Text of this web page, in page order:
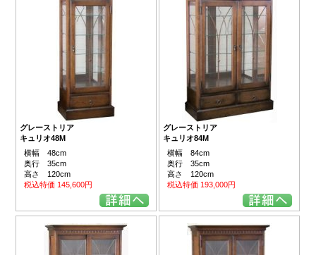
グレーストリア
キュリオ48M
横幅 48cm
奥行 35cm
高さ 120cm
税込特価 145,600円
グレーストリア
キュリオ84M
横幅 84cm
奥行 35cm
高さ 120cm
税込特価 193,000円